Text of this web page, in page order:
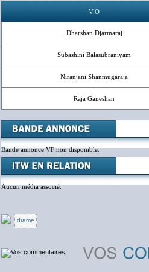
V.O
Dharshan Djarmaraj
Subashini Balasubraniyam
Niranjani Shanmugaraja
Raja Ganeshan
Bande annonce VF non disponible.
Aucun média associé.
drame